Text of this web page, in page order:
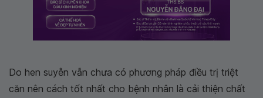
Do hen suyễn vẫn chưa có phương pháp điều trị triệt
căn nên cách tốt nhất cho bệnh nhân là cải thiện chất